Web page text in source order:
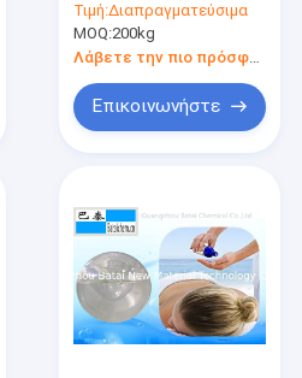
σχεδίων καλωδίων
ιξώδους για τη φάση
πετρελαίου/τη
φροντίδα δέρματος
Τιμή:Διαπραγματεύσιμα
MOQ:200kg
Επικοινωνήστε